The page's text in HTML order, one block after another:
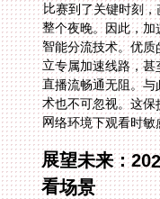
比赛到了关键时刻
整个夜晚。因此，
智能分流技术。优
立专属加速线路，
直播流畅通无阻。
术也不可忽视。这
网络环境下观看时
展望未来：
看场景